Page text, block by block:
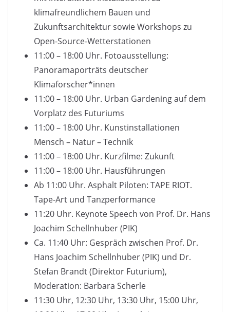
klimafreundlichem Bauen und
Zukunftsarchitektur sowie Workshops zu
Open-Source-Wetterstationen
11:00 – 18:00 Uhr. Fotoausstellung:
Panoramaporträts deutscher
Klimaforscher*innen
11:00 – 18:00 Uhr. Urban Gardening auf dem
Vorplatz des Futuriums
11:00 – 18:00 Uhr. Kunstinstallationen
Mensch – Natur – Technik
11:00 – 18:00 Uhr. Kurzfilme: Zukunft
11:00 – 18:00 Uhr. Hausführungen
Ab 11:00 Uhr. Asphalt Piloten: TAPE RIOT.
Tape-Art und Tanzperformance
11:20 Uhr. Keynote Speech von Prof. Dr. Hans
Joachim Schellnhuber (PIK)
Ca. 11:40 Uhr: Gespräch zwischen Prof. Dr.
Hans Joachim Schellnhuber (PIK) und Dr.
Stefan Brandt (Direktor Futurium),
Moderation: Barbara Scherle
11:30 Uhr, 12:30 Uhr, 13:30 Uhr, 15:00 Uhr,